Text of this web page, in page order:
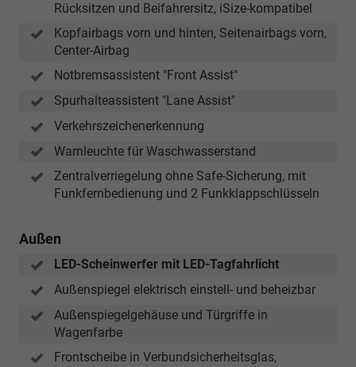
Rücksitzen und Beifahrersitz, iSize-kompatibel
Kopfairbags vorn und hinten, Seitenairbags vorn,
Center-Airbag
Notbremsassistent "Front Assist"
Spurhalteassistent "Lane Assist"
Verkehrszeichenerkennung
Warnleuchte für Waschwasserstand
Zentralverriegelung ohne Safe-Sicherung, mit
Funkfernbedienung und 2 Funkklappschlüsseln
Außen
LED-Scheinwerfer mit LED-Tagfahrlicht
Außenspiegel elektrisch einstell- und beheizbar
Außenspiegelgehäuse und Türgriffe in
Wagenfarbe
Frontscheibe in Verbundsicherheitsglas,